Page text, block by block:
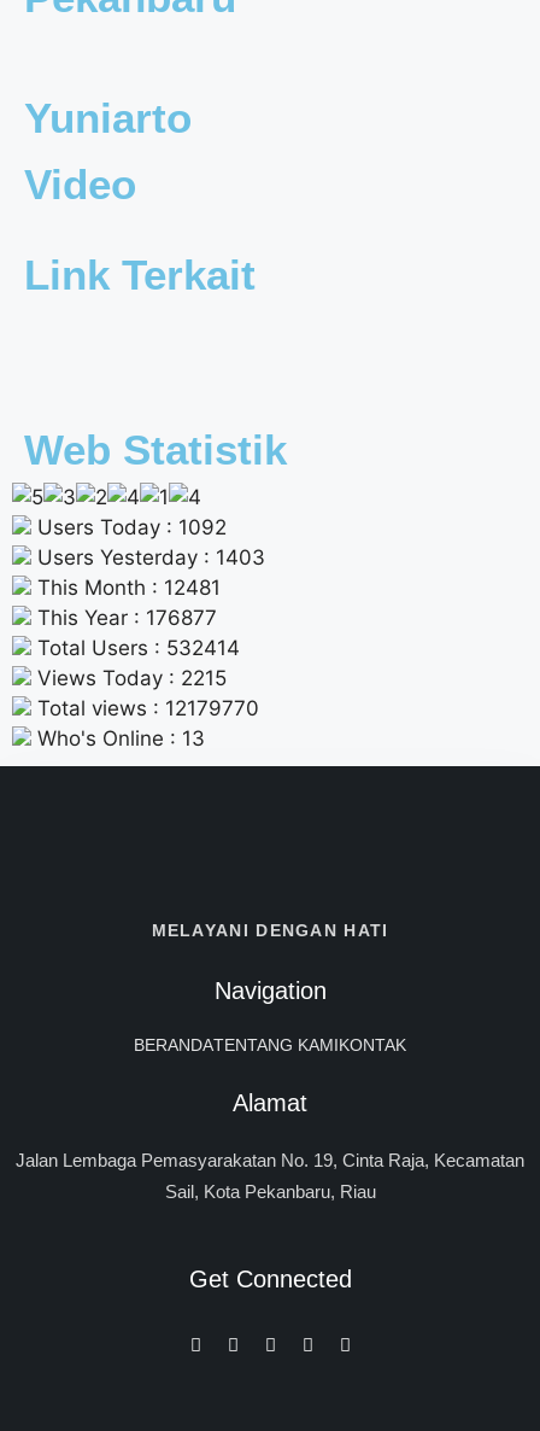
Yuniarto
Video
Link Terkait
Web Statistik
Users Today : 1092
Users Yesterday : 1403
This Month : 12481
This Year : 176877
Total Users : 532414
Views Today : 2215
Total views : 12179770
Who's Online : 13
MELAYANI DENGAN HATI
Navigation
BERANDATENTANG KAMIKONTAK
Alamat
Jalan Lembaga Pemasyarakatan No. 19, Cinta Raja, Kecamatan
Sail, Kota Pekanbaru, Riau
Get Connected